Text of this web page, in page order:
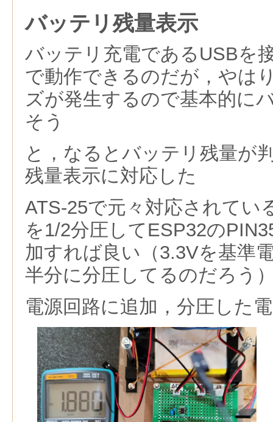
バッテリ残量表示
バッテリ充電であるUSBを
で動作できるのだが，やは
ズが発生するので基本的に
そう
と，なるとバッテリ残量が
残量表示に対応した
ATS-25で元々対応されてい
を1/2分圧してESP32の
加すれば良い（3.3Vを基準
半分に分圧してるのだろう
電源回路に追加，分圧した